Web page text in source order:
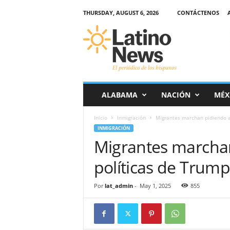
THURSDAY, AUGUST 6, 2026 CONTÁCTENOS
r
ALABAMA NACIÓN
Inicio Inmigración Migrantes marchan pidiendo
INMIGRACIÓN
Migrantes
políticas de Trump
Por lat_admin- May 1, 2025 855